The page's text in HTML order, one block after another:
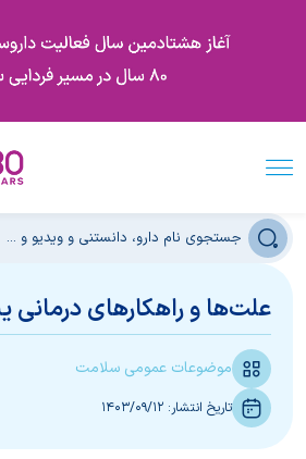
علت‌ها و راهکارهای درمانی
موضوعات عمومی سلامت
تاریخ انتشار: